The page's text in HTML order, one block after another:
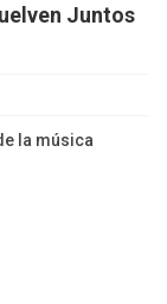
Juntos
la música